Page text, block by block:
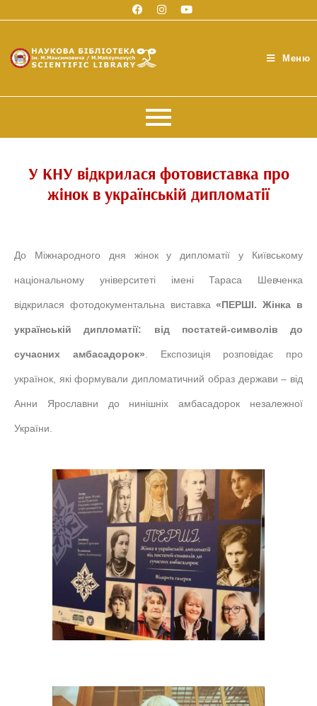
Меню
У КНУ відкрилася фотовиставка про
жінок в українській дипломатії
До Міжнародного дня жінок у дипломатії у Київському
національному університеті імені Тараса Шевченка
відкрилася фотодокументальна виставка«ПЕРШІ. Жінка в
українській дипломатії: від постатей-символів до
сучасних амбасадорок» . Експозиція розповідає про
українок, які формували дипломатичний образ держави – від
Анни Ярославни до нинішніх амбасадорок незалежної
України.